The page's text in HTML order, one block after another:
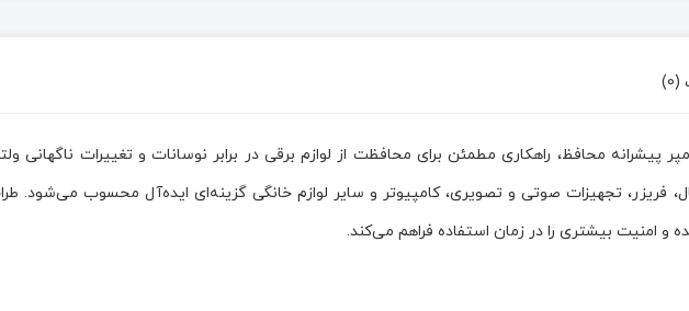
فریزر، تجهیزات صوتی و تصویری، کامپیوتر و سایر لوازم خانگی گزینه‌ای ایده‌آل محسوب
امنیت بیشتری را در زمان استفاده فراهم می‌کند.